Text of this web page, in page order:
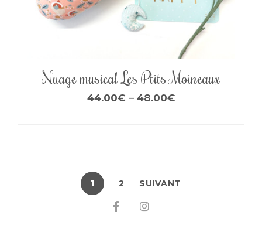
Nuage musical Les P’tits Moineaux
44.00€ – 48.00€
1 2 SUIVANT